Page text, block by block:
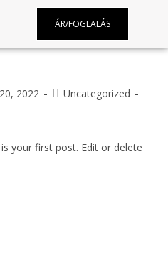
ÁR/FOGLALÁS
2022
Uncategorized
your first post. Edit or delete